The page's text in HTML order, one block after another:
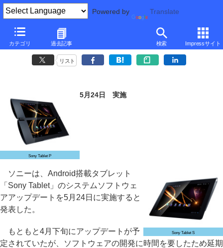
Powered by Translate
カテゴリ 過去記事 検索 Impressサイト
ソニー、「Sony Tablet」のAndroid 4.0.3アップデートを5月24日に実
リスト
Sony Tablet P
5月24日 実施
Sony Tablet S
ソニーは、Android搭載タブレット
「Sony Tablet」のシステムソフトウェ
アアップデートを5月24日に実施すると
発表した。
もともと4月下旬にアップデートが予
定されていたが、ソフトウェアの開発に時間を要したため延期